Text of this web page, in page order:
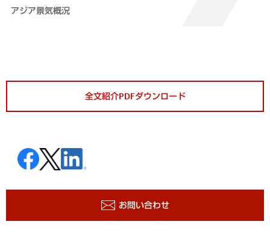
アジア景気概況
全文紹介PDFダウンロード
お問い合わせ